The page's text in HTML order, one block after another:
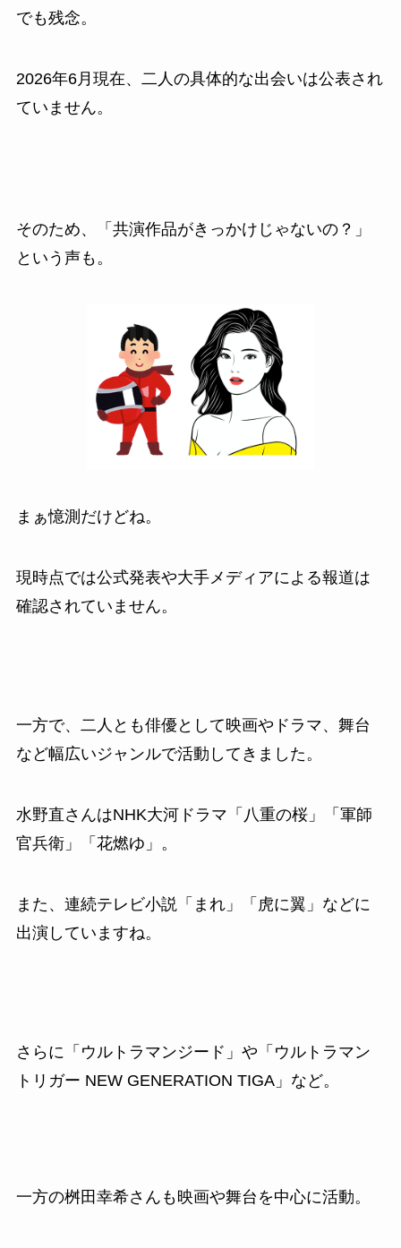
でも残念。
2026年6月現在、二人の具体的な出会いは公表され
ていません。
そのため、「共演作品がきっかけじゃないの？」
という声も。
まぁ憶測だけどね。
現時点では公式発表や大手メディアによる報道は
確認されていません。
一方で、二人とも俳優として映画やドラマ、舞台
など幅広いジャンルで活動してきました。
水野直さんはNHK大河ドラマ「八重の桜」「軍師
官兵衛」「花燃ゆ」。
また、連続テレビ小説「まれ」「虎に翼」などに
出演していますね。
さらに「ウルトラマンジード」や「ウルトラマン
トリガー NEW GENERATION TIGA」など。
一方の桝田幸希さんも映画や舞台を中心に活動。